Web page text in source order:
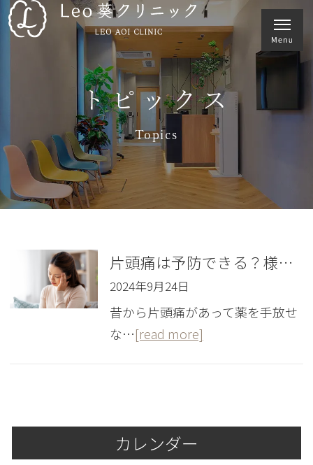
トピックス
Topics
片頭痛は予防できる？様々な片頭痛の予防について解説
2024年9月24日
昔から片頭痛があって薬を手放せ
な…[read more]
カレンダー